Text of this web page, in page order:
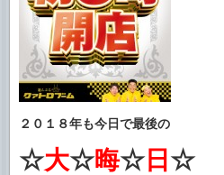
２０１８年も今日で最後の
☆大☆晦☆日 ☆